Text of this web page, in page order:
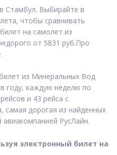
Стамбул. Выбирайте в
чтобы сравнивать
на самолет из
от 5831 руб.Про
из Минеральных Вод
году, каждую неделю по
и 43 рейса с
самая дорогая из найденных
РусЛайн.
электронный билет на